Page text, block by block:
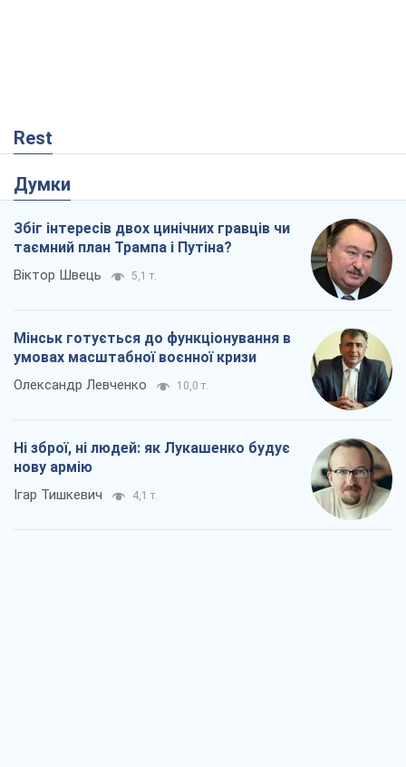
Rest
Думки
Збіг інтересів двох цинічних гравців чи
таємний план Трампа і Путіна?
Віктор Швець 5,1 т.
Мінськ готується до функціонування в
умовах масштабної воєнної кризи
Олександр Левченко 10,0 т.
Ні зброї, ні людей: як Лукашенко будує
нову армію
Ігар Тишкевич 4,1 т.